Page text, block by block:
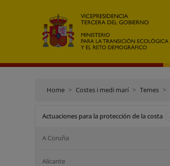
Home Costes i medi marí Temes
Actuaciones para la protección de la costa
A Coruña
Alicante